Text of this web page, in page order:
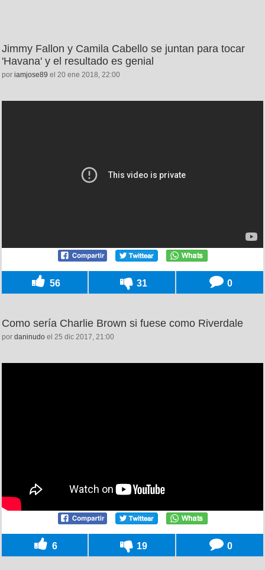
Jimmy Fallon y Camila Cabello se juntan para tocar
'Havana' y el resultado es genial
por iamjose89 el 20 ene 2018, 22:00
56 31 0
Como sería Charlie Brown si fuese como Riverdale
por daninudo el 25 dic 2017, 21:00
6 19 0